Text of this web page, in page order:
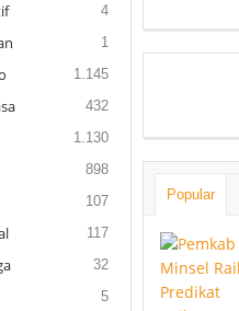
4
1
1.145
432
1.130
898
107
117
32
5
Popular